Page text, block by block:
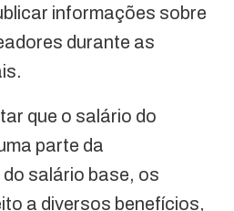
informações sobre
durante as
que o salário do
parte da
salário base, os
a diversos benefícios,